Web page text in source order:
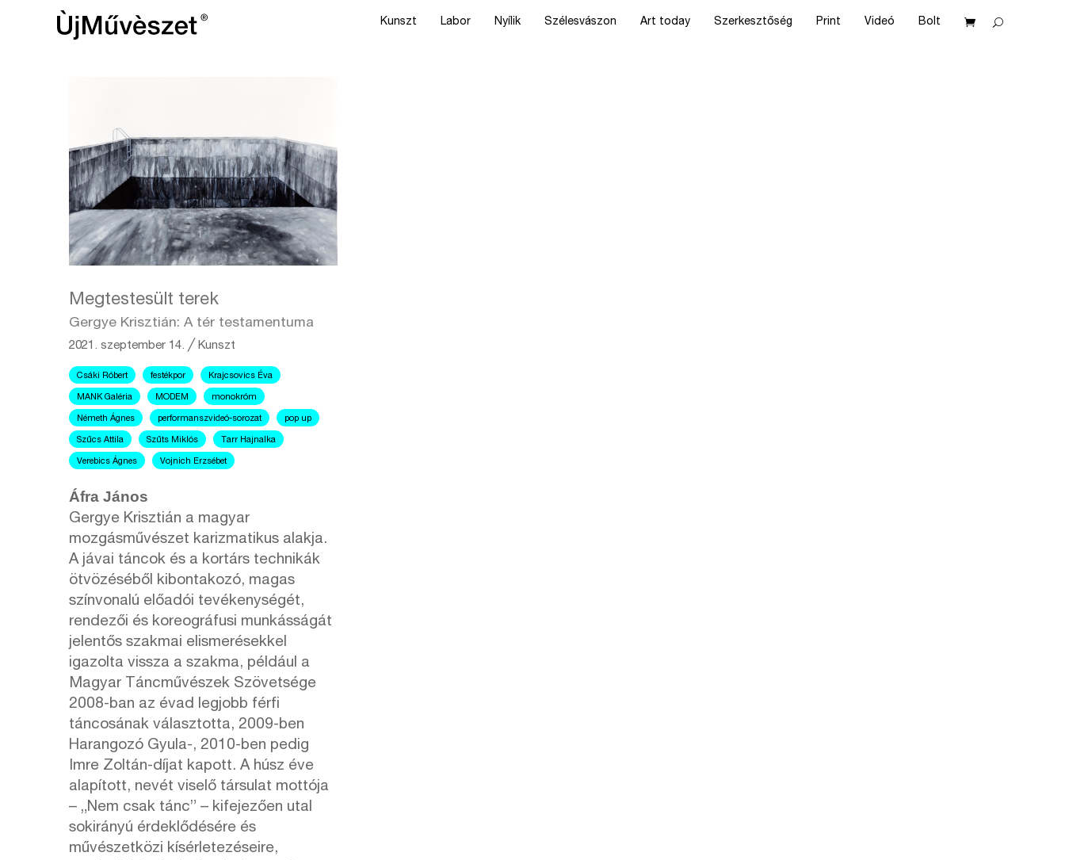
Kunszt Labor Nyílik Szélesvászon Art today Szerkesztőség Print Videó Bolt
Megtestesült terek
Gergye Krisztián: A tér testamentuma
2021. szeptember 14. ╱Kunszt
Csáki Róbert festékpor Krajcsovics Éva
MANK Galéria MODEM monokróm
Németh Ágnes performanszvideó-sorozat pop up
Szűcs Attila Szűts Miklós Tarr Hajnalka
Verebics Ágnes Vojnich Erzsébet
Áfra János
Gergye Krisztián a magyar
mozgásművészet karizmatikus alakja.
A jávai táncok és a kortárs technikák
ötvözéséből kibontakozó, magas
színvonalú előadói tevékenységét,
rendezői és koreográfusi munkásságát
jelentős szakmai elismerésekkel
igazolta vissza a szakma, például a
Magyar Táncművészek Szövetsége
2008-ban az évad legjobb férfi
táncosának választotta, 2009-ben
Harangozó Gyula-, 2010-ben pedig
Imre Zoltán-díjat kapott. A húsz éve
alapított, nevét viselő társulat mottója
– „Nem csak tánc” – kifejezően utal
sokirányú érdeklődésére és
művészetközi kísérletezéseire,